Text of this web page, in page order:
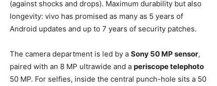
(against shocks and drops). Maximum durability but also
longevity: vivo has promised as many as 5 years of
Android updates and up to 7 years of security patches.
The camera department is led by a Sony 50 MP sensor,
paired with an 8 MP ultrawide and a periscope telephoto
50 MP. For selfies, inside the central punch-hole sits a 50